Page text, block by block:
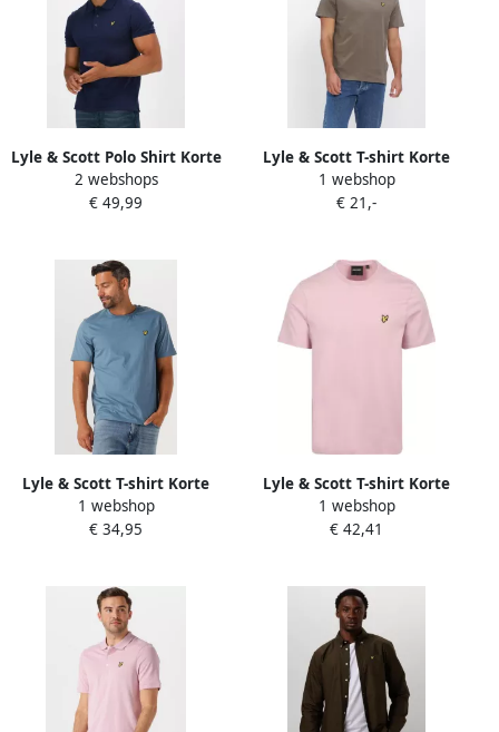
Lyle & Scott Polo Shirt Korte
Mouw Lyle & Scott Effen
poloshirt van biologisch
2 webshops
€ 49,99
Lyle & Scott T-shirt Korte
Mouw Lyle & Scott
5063791002740
1 webshop
€ 21,-
Lyle & Scott T-shirt Korte
Mouw Lyle & Scott Plain T-
shirt
1 webshop
€ 34,95
Lyle & Scott T-shirt Korte
Mouw Lyle & Scott Effen T-
shirt
1 webshop
€ 42,41